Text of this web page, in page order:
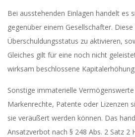
Bei ausstehenden Einlagen handelt es
gegenüber einem Gesellschafter.
Überschuldungsstatus zu aktivieren,
Gleiches gilt für eine noch nicht
wirksam beschlossene Kapitalerhöhung.
Sonstige immaterielle
Markenrechte, Patente oder Lizenzen
sie veräußert werden können. Das
Ansatzverbot nach § 248 Abs. 2 Satz 2